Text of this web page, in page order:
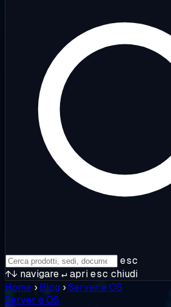
esc
↑↓ navigare↵apriesc chiudi
Home › Blog ›Server e OS
Server e OS